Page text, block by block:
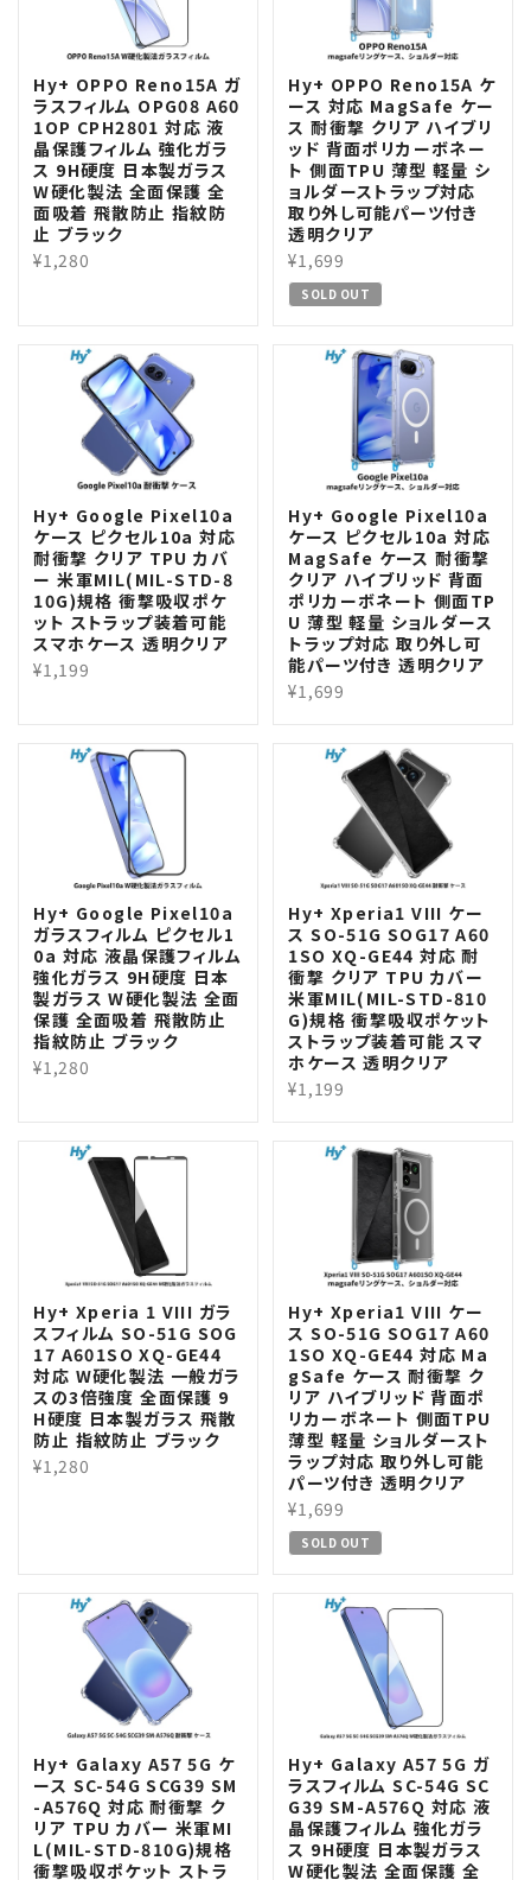
Hy+ OPPO Reno15A ガ
ラスフィルム OPG08 A60
1OP CPH2801 対応 液
晶保護フィルム 強化ガラ
ス 9H硬度 日本製ガラス
W硬化製法 全面保護 全
面吸着 飛散防止 指紋防
止 ブラック
¥1,280
Hy+ OPPO Reno15A ケ
ース 対応 MagSafe ケー
ス 耐衝撃 クリア ハイブリ
ッド 背面ポリカーボネー
ト 側面TPU 薄型 軽量 シ
ョルダーストラップ対応
取り外し可能パーツ付き
透明クリア
¥1,699
SOLD OUT
Hy+ Google Pixel10a
ケース ピクセル10a 対応
耐衝撃 クリア TPU カバ
ー 米軍MIL(MIL-STD-8
10G)規格 衝撃吸収ポケ
ット ストラップ装着可能
スマホケース 透明クリア
¥1,199
Hy+ Google Pixel10a
ケース ピクセル10a 対応
MagSafe ケース 耐衝撃
クリア ハイブリッド 背面
ポリカーボネート 側面TP
U 薄型 軽量 ショルダース
トラップ対応 取り外し可
能パーツ付き 透明クリア
¥1,699
Hy+ Google Pixel10a
ガラスフィルム ピクセル1
0a 対応 液晶保護フィルム
強化ガラス 9H硬度 日本
製ガラス W硬化製法 全面
保護 全面吸着 飛散防止
指紋防止 ブラック
¥1,280
Hy+ Xperia1 VIII ケー
ス SO-51G SOG17 A60
1SO XQ-GE44 対応 耐
衝撃 クリア TPU カバー
米軍MIL(MIL-STD-810
G)規格 衝撃吸収ポケット
ストラップ装着可能 スマ
ホケース 透明クリア
¥1,199
Hy+ Xperia 1 VIII ガラ
スフィルム SO-51G SOG
17 A601SO XQ-GE44
対応 W硬化製法 一般ガラ
スの3倍強度 全面保護 9
H硬度 日本製ガラス 飛散
防止 指紋防止 ブラック
¥1,280
Hy+ Xperia1 VIII ケー
ス SO-51G SOG17 A60
1SO XQ-GE44 対応 Ma
gSafe ケース 耐衝撃 ク
リア ハイブリッド 背面ポ
リカーボネート 側面TPU
薄型 軽量 ショルダースト
ラップ対応 取り外し可能
パーツ付き 透明クリア
¥1,699
SOLD OUT
Hy+ Galaxy A57 5G ケ
ース SC-54G SCG39 SM
-A576Q 対応 耐衝撃 ク
リア TPU カバー 米軍MI
L(MIL-STD-810G)規格
衝撃吸収ポケット ストラ
Hy+ Galaxy A57 5G ガ
ラスフィルム SC-54G SC
G39 SM-A576Q 対応 液
晶保護フィルム 強化ガラ
ス 9H硬度 日本製ガラス
W硬化製法 全面保護 全